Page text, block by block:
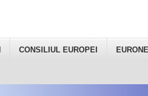
CONSILIUL EUROPEI